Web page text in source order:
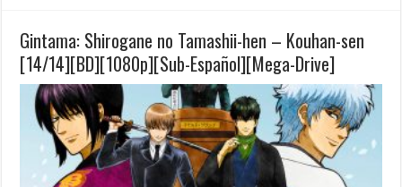
Gintama: Shirogane no Tamashii-hen – Kouhan-sen
[14/14][BD][1080p][Sub-Español][Mega-Drive]